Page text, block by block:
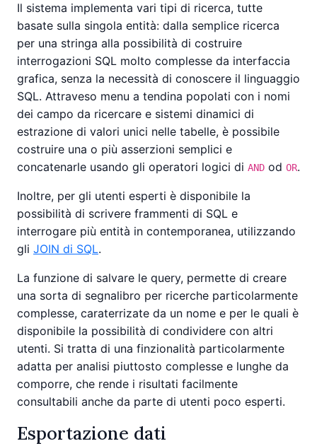
Il sistema implementa vari tipi di ricerca, tutte
basate sulla singola entità: dalla semplice ricerca
per una stringa alla possibilità di costruire
interrogazioni SQL molto complesse da interfaccia
grafica, senza la necessità di conoscere il linguaggio
SQL. Attraveso menu a tendina popolati con i nomi
dei campo da ricercare e sistemi dinamici di
estrazione di valori unici nelle tabelle, è possibile
costruire una o più asserzioni semplici e
concatenarle usando gli operatori logici di AND od OR.
Inoltre, per gli utenti esperti è disponibile la
possibilità di scrivere frammenti di SQL e
interrogare più entità in contemporanea, utilizzando
gli JOIN di SQL.
La funzione di salvare le query, permette di creare
una sorta di segnalibro per ricerche particolarmente
complesse, caraterrizate da un nome e per le quali è
disponibile la possibilità di condividere con altri
utenti. Si tratta di una finzionalità particolarmente
adatta per analisi piuttosto complesse e lunghe da
comporre, che rende i risultati facilmente
consultabili anche da parte di utenti poco esperti.
Esportazione dati